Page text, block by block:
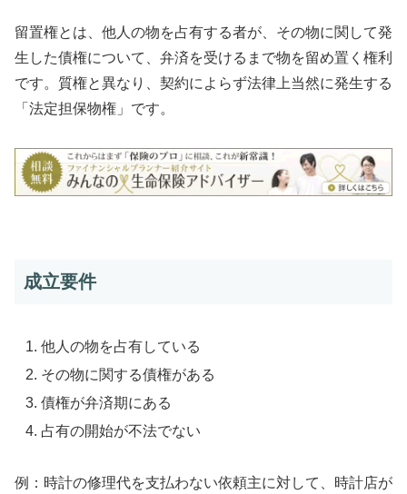
留置権とは、他人の物を占有する者が、その物に関して発
生した債権について、弁済を受けるまで物を留め置く権利
です。質権と異なり、契約によらず法律上当然に発生する
「法定担保物権」です。
成立要件
他人の物を占有している
その物に関する債権がある
債権が弁済期にある
占有の開始が不法でない
例：時計の修理代を支払わない依頼主に対して、時計店が